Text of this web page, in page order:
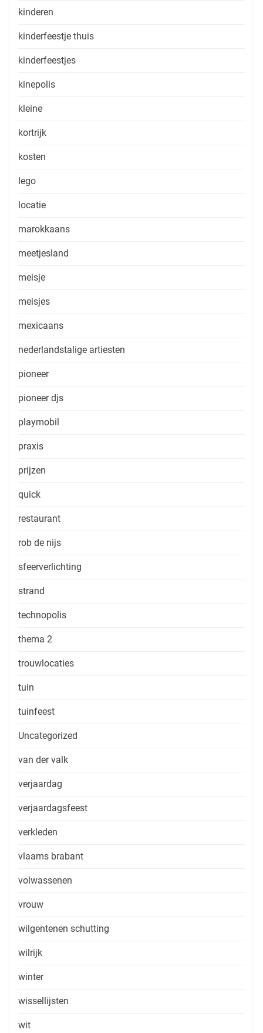
kinderen
kinderfeestje thuis
kinderfeestjes
kinepolis
kleine
kortrijk
kosten
lego
locatie
marokkaans
meetjesland
meisje
meisjes
mexicaans
nederlandstalige artiesten
pioneer
pioneer djs
playmobil
praxis
prijzen
quick
restaurant
rob de nijs
sfeerverlichting
strand
technopolis
thema 2
trouwlocaties
tuin
tuinfeest
Uncategorized
van der valk
verjaardag
verjaardagsfeest
verkleden
vlaams brabant
volwassenen
vrouw
wilgentenen schutting
wilrijk
winter
wissellijsten
wit